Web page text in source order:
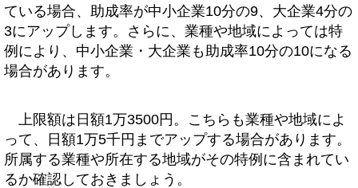
ている場合、助成率が中小企業10分の9、大企業4分の
3にアップします。さらに、業種や地域によっては特
例により、中小企業・大企業も助成率10分の10になる
場合があります。
上限額は日額1万3500円。こちらも業種や地域によ
って、日額1万5千円までアップする場合があります。
所属する業種や所在する地域がその特例に含まれてい
るか確認しておきましょう。